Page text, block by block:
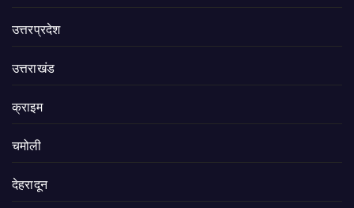
उत्तरप्रदेश
उत्तराखंड
क्राइम
चमोली
देहरादून